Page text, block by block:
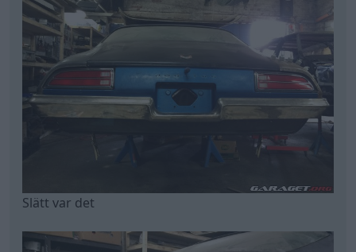
Slätt var det